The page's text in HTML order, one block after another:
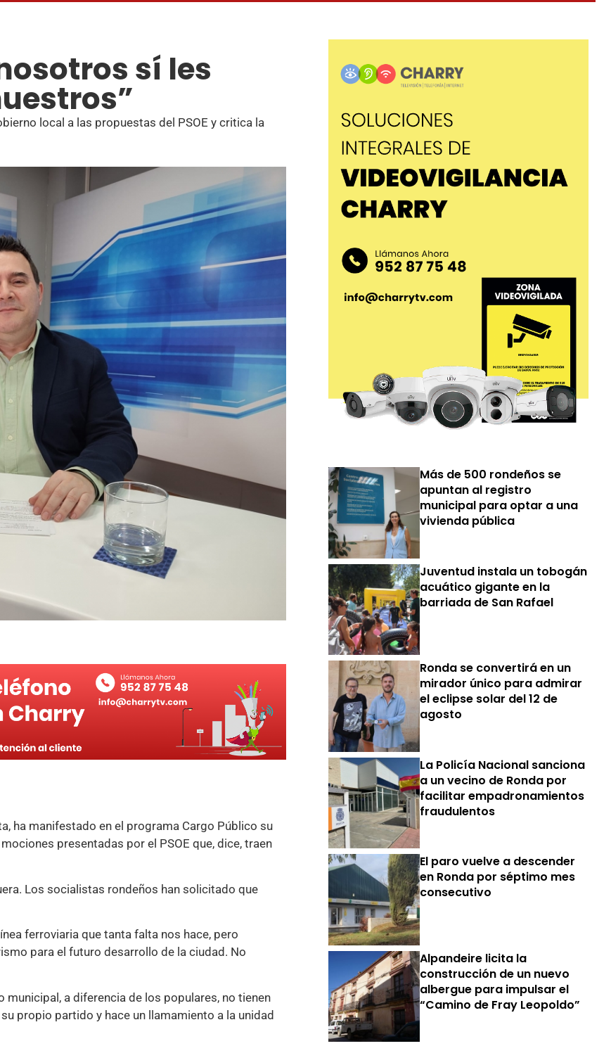
sí les
local a las propuestas del PSOE y critica la
ha manifestado en el programa Cargo Público su
presentadas por el PSOE que, dice, traen
Los socialistas rondeños han solicitado que
ferroviaria que tanta falta nos hace, pero
para el futuro desarrollo de la ciudad. No
municipal, a diferencia de los populares, no tienen
propio partido y hace un llamamiento a la unidad
Más de 500 rondeños se
apuntan al registro
municipal para optar a una
vivienda pública
Juventud instala un tobogán
acuático gigante en la
barriada de San Rafael
Ronda se convertirá en un
mirador único para admirar
el eclipse solar del 12 de
agosto
La Policía Nacional sanciona
a un vecino de Ronda por
facilitar empadronamientos
fraudulentos
El paro vuelve a descender
en Ronda por séptimo mes
consecutivo
Alpandeire licita la
construcción de un nuevo
albergue para impulsar el
“Camino de Fray Leopoldo”